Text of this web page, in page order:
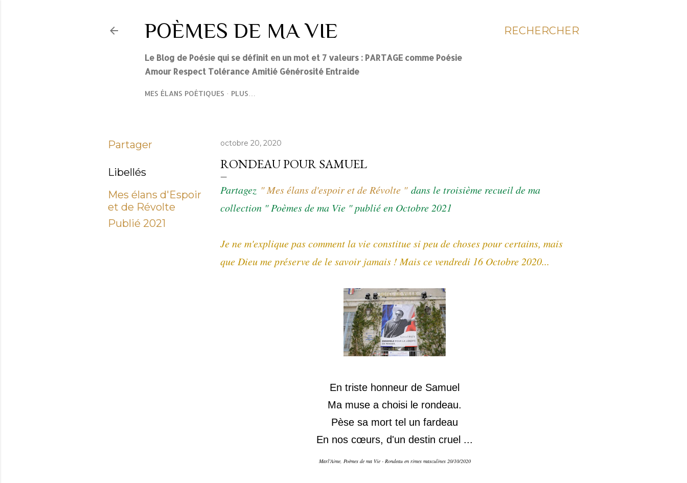
RECHERCHER
POÈMES DE MA VIE
Le Blog de Poésie qui se définit en un mot et 7 valeurs : PARTAGE comme Poésie
Amour Respect Tolérance Amitié Générosité Entraide
MES ÉLANS POÉTIQUES PLUS…
Partager
Libellés
Mes élans d'Espoir
et de Révolte
Publié 2021
octobre 20, 2020
RONDEAU POUR SAMUEL
Partagez " Mes élans d'espoir et de Révolte "dans le troisième recueil de ma
collection " Poèmes de ma Vie " publié en Octobre 2021
Je ne m'explique pas comment la vie constitue si peu de choses pour certains, mais
que Dieu me préserve de le savoir jamais ! Mais ce vendredi 16 Octobre 2020...
En triste honneur de Samuel
Ma muse a choisi le rondeau.
Pèse sa mort tel un fardeau
En nos cœurs, d'un destin cruel ...
Marl'Aime, Poèmes de ma Vie - Rondeau en rimes masculines 20/10/2020